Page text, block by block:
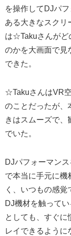
を操作してDJパ
ある大きなスクリ
は☆Takuさんがど
のかを大画面で見
できた。
☆TakuさんはVR
のことだったが、
きはスムーズで、
でいた。
DJパフォーマン
で本当に手元に機
く、いつもの感
DJ機材を触って
としても、すぐ
レイできるように